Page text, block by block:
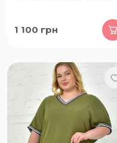
1 100 грн